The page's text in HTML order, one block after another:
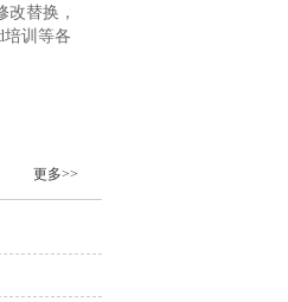
替换，
训等各
更多>>